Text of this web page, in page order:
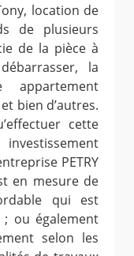
location de
de plusieurs
de la pièce à
la
appartement
bien d’autres.
cette
PETRY
en mesure de
qui est
ou également
selon les